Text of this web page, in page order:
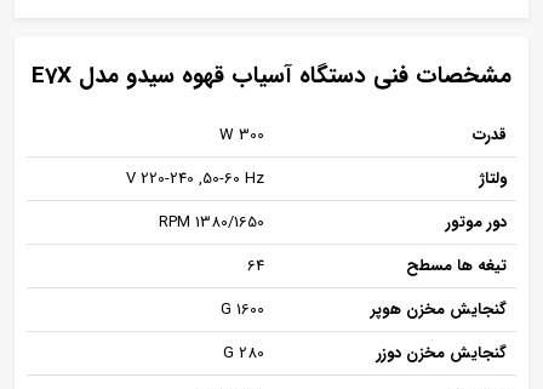
مشخصات فنی دستگاه آسیاب قهوه سیدو مدل E7X
قدرت
W 300
ولتاژ
V 220-240 ,50-60 Hz
دور موتور
RPM 1380/1650
تیغه ها مسطح
64
گنجایش مخزن هوپر
G 1600
گنجایش مخزن دوزر
G 280